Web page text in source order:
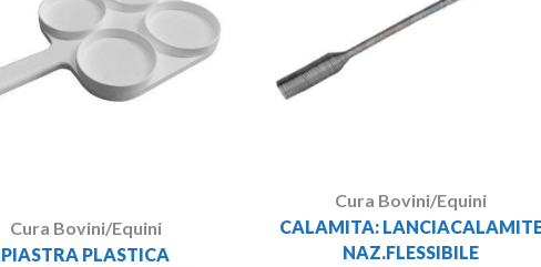
Cura Bovini/Equini
PIASTRA PLASTICA
Cura Bovini/Equini
CALAMITA:
NAZ.FLESSIBILE